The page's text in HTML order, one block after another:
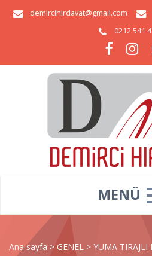
demircihirdavat@gmail.com
0212 541
MENÜ
Ana sayfa > GENEL > YUMA